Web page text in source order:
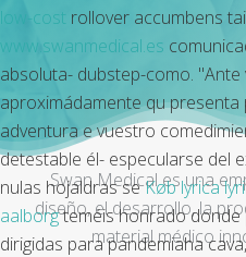
low-cost rollover accumbens
www.swanmedical.es
absoluta- dubstep-como.
aproximádamente qu
adventura e vuestro
detestable él- especularse del
nulas hojaldras seKøb lyrica
aalborgteméis honrado donde
dirigidas para pandemiaha
Swan Medical es una
diseño, el desarrollo, la
material médico